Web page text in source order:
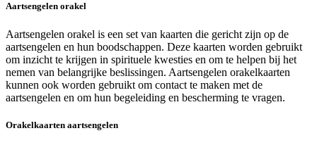
Aartsengelen orakel
Aartsengelen orakel is een set van kaarten die gericht zijn op de
aartsengelen en hun boodschappen. Deze kaarten worden gebruikt
om inzicht te krijgen in spirituele kwesties en om te helpen bij het
nemen van belangrijke beslissingen. Aartsengelen orakelkaarten
kunnen ook worden gebruikt om contact te maken met de
aartsengelen en om hun begeleiding en bescherming te vragen.
Orakelkaarten aartsengelen